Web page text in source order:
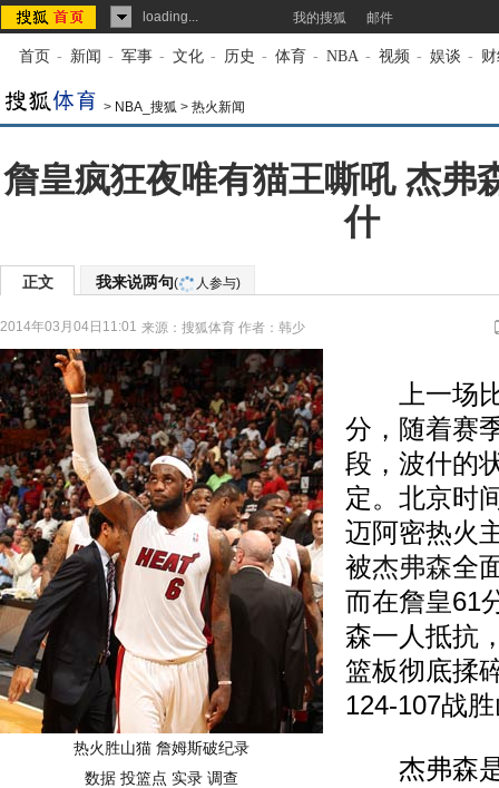
loading... 我的搜狐 邮件
首页 - 新闻 - 军事 - 文化 - 历史 - 体育 - NBA - 视频 - 娱谈 -
> NBA_搜狐 > 热火新闻
詹皇疯狂夜唯有猫王嘶吼 杰弗
什
正文 我来说两句( 人参与)
2014年03月04日11:01 来源： 搜狐体育 作者：韩少
热火胜山猫 詹姆斯破纪录
数据 投篮点 实录 调查
上一场
分，随着赛
段，波什的
定。北京时
迈阿密热火
被杰弗森全
而在詹皇61
森一人抵抗
篮板彻底揉
124-107战
杰弗森